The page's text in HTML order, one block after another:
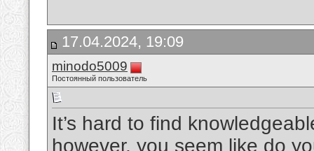
17.04.2024, 19:09
minodo5009
Постоянный пользователь
It’s hard to find
however, you seem like do